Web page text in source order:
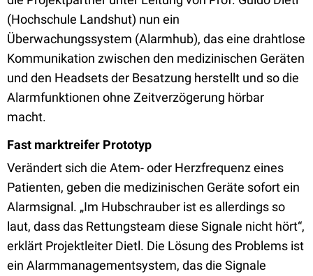
(Hochschule Landshut) nun ein
Überwachungssystem (Alarmhub), das eine drahtlose
Kommunikation zwischen den medizinischen Geräten
und den Headsets der Besatzung herstellt und so die
Alarmfunktionen ohne Zeitverzögerung hörbar
macht.
Fast marktreifer Prototyp
Verändert sich die Atem- oder Herzfrequenz eines
Patienten, geben die medizinischen Geräte sofort ein
Alarmsignal. „Im Hubschrauber ist es allerdings so
laut, dass das Rettungsteam diese Signale nicht hört“,
erklärt Projektleiter Dietl. Die Lösung des Problems ist
ein Alarmmanagementsystem, das die Signale